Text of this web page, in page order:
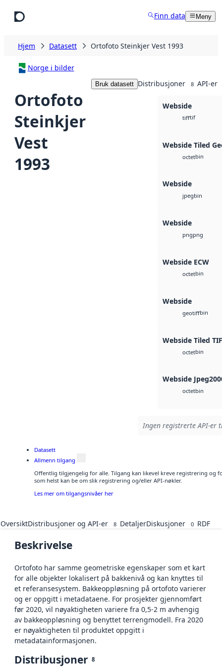
Finn data Meny
Hjem Datasett Ortofoto Steinkjer Vest 1993
Norge i bilder
Ortofoto
Steinkjer
Vest
1993
Bruk datasett Distribusjoner 8 API-er
Webside
tifftif
Webside Tiled
octetbin
Webside
jpegbin
Webside
pngpng
Webside ECW
octetbin
Webside
geotiffbin
Webside Tiled
octetbin
Webside
octetbin
Ingen registrerte API-er
Datasett
Allmenn tilgang
Offentlig tilgjengelig for alle. Tilgang kan likevel kreve registrering og
som helst kan be om slik registrering og/eller API-nøkler.
Les mer om tilgangsnivåer her
OversiktDistribusjoner og API-er 8 DetaljerDiskusjoner 0 RDF
Beskrivelse
Ortofoto har samme geometriske egenskaper som et kart
for alle objekter lokalisert på bakkenivå og kan knyttes til
et referansesystem. Bakkeoppløsning på ortofoto varierer
og er oppgitt i metadataene. For prosjekter gjennomført
før 2020, vil nøyaktigheten variere fra 0,5-2 m avhengig
av bakkeoppløsning og benyttet terrengmodell. Fra 2020
er nøyaktigheten til produktet oppgitt i
metadatainformasjonen.
Distribusjoner 8